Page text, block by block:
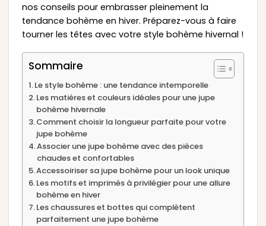
nos conseils pour embrasser pleinement la
tendance bohème en hiver. Préparez-vous à faire
tourner les têtes avec votre style bohème hivernal !
Sommaire
Le style bohème : une tendance intemporelle
Les matières et couleurs idéales pour une jupe
bohème hivernale
Comment choisir la longueur parfaite pour votre
jupe bohème
Associer une jupe bohème avec des pièces
chaudes et confortables
Accessoiriser sa jupe bohème pour un look unique
Les motifs et imprimés à privilégier pour une allure
bohème en hiver
Les chaussures et bottes qui complètent
parfaitement une jupe bohème